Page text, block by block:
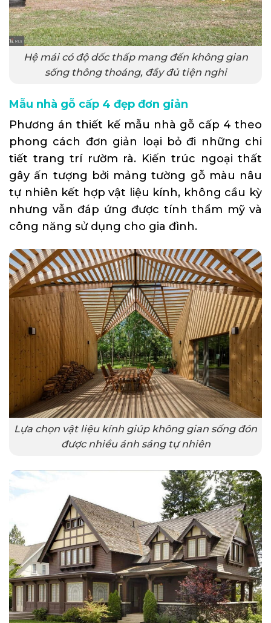
Hệ mái có độ dốc thấp mang đến không gian
sống thông thoáng, đầy đủ tiện nghi
Mẫu nhà gỗ cấp 4 đẹp đơn giản
Phương án thiết kế mẫu nhà gỗ cấp 4 theo
phong cách đơn giản loại bỏ đi những chi
tiết trang trí rườm rà. Kiến trúc ngoại thất
gây ấn tượng bởi mảng tường gỗ màu nâu
tự nhiên kết hợp vật liệu kính, không cầu kỳ
nhưng vẫn đáp ứng được tính thẩm mỹ và
công năng sử dụng cho gia đình.
Lựa chọn vật liệu kính giúp không gian sống đón
được nhiều ánh sáng tự nhiên